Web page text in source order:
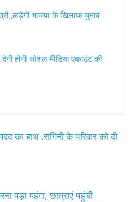
,लड़ेंगी भाजपा के खिलाफ चुनाव
होगी सोशल मीडिया एकाउंट की
का हाथ ,रागिनी के परिवार को दी
पड़ा महंगा, छात्राएं पहुंची